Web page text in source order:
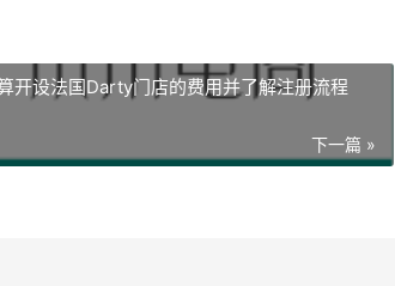
开设法国Darty门店的费用并了解注册流程
下一篇 »